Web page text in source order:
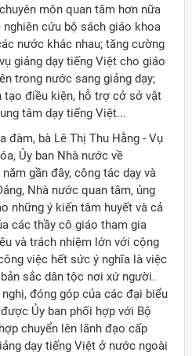
môn quan tâm hơn nữa
cứu bộ sách giáo khoa
nước khác nhau; tăng cường
giảng dạy tiếng Việt cho giáo
trong nước sang giảng dạy;
tạo điều kiện, hỗ trợ cở sở vật
tâm dạy tiếng Việt...
đàm, bà Lê Thị Thu Hằng - Vụ
Ủy ban Nhà nước về
gần đây, công tác dạy và
Nhà nước quan tâm, ủng
những ý kiến tâm huyết và cả
các thầy cô giáo tham gia
và trách nhiệm lớn với cộng
việc hết sức ý nghĩa là việc
sắc dân tộc nơi xứ người.
đóng góp của các đại biểu
Ủy ban phối hợp với Bộ
chuyển lên lãnh đạo cấp
dạy tiếng Việt ở nước ngoài